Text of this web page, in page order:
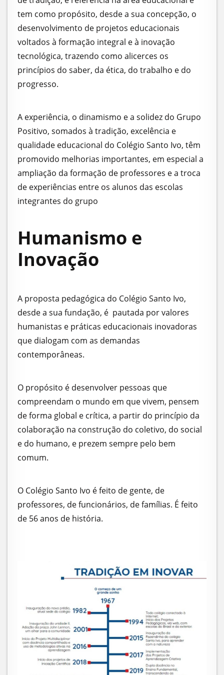
tem como propósito, desde a sua concepção, o
desenvolvimento de projetos educacionais
voltados à formação integral e à inovação
tecnológica, trazendo como alicerces os
princípios do saber, da ética, do trabalho e do
progresso.
A experiência, o dinamismo e a solidez do Grupo
Positivo, somados à tradição, excelência e
qualidade educacional do Colégio Santo Ivo, têm
promovido melhorias importantes, em especial a
ampliação da formação de professores e a troca
de experiências entre os alunos das escolas
integrantes do grupo
Humanismo e
Inovação
A proposta pedagógica do Colégio Santo Ivo,
desde a sua fundação, é pautada por valores
humanistas e práticas educacionais inovadoras
que dialogam com as demandas
contemporâneas.
O propósito é desenvolver pessoas que
compreendam o mundo em que vivem, pensem
de forma global e crítica, a partir do princípio da
colaboração na construção do coletivo, do social
e do humano, e prezem sempre pelo bem
comum.
O Colégio Santo Ivo é feito de gente, de
professores, de funcionários, de famílias. É feito
de 56 anos de história.